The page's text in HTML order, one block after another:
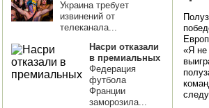
Украина требует
извинений от
телеканала...
Насри отказали
в премиальных
Федерация
футбола
Франции
заморозила...
«Я не